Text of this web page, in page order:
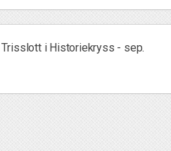
Trisslott i Historiekryss - sep.